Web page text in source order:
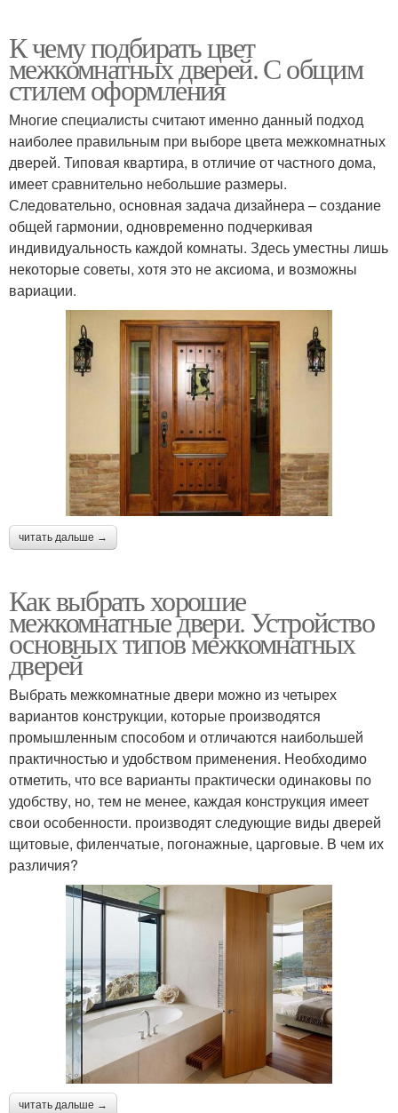
К чему подбирать цвет
межкомнатных дверей. С общим
стилем оформления
Многие специалисты считают именно данный подход
наиболее правильным при выборе цвета межкомнатных
дверей. Типовая квартира, в отличие от частного дома,
имеет сравнительно небольшие размеры.
Следовательно, основная задача дизайнера – создание
общей гармонии, одновременно подчеркивая
индивидуальность каждой комнаты. Здесь уместны лишь
некоторые советы, хотя это не аксиома, и возможны
вариации.
читать дальше →
Как выбрать хорошие
межкомнатные двери. Устройство
основных типов межкомнатных
дверей
Выбрать межкомнатные двери можно из четырех
вариантов конструкции, которые производятся
промышленным способом и отличаются наибольшей
практичностью и удобством применения. Необходимо
отметить, что все варианты практически одинаковы по
удобству, но, тем не менее, каждая конструкция имеет
свои особенности. производят следующие виды дверей
щитовые, филенчатые, погонажные, царговые. В чем их
различия?
читать дальше →